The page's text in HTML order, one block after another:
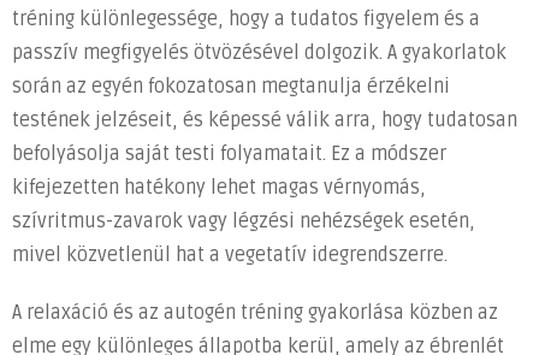
tréning különlegessége, hogy a tudatos figyelem és a
passzív megfigyelés ötvözésével dolgozik. A gyakorlatok
során az egyén fokozatosan megtanulja érzékelni
testének jelzéseit, és képessé válik arra, hogy tudatosan
befolyásolja saját testi folyamatait. Ez a módszer
kifejezetten hatékony lehet magas vérnyomás,
szívritmus-zavarok vagy légzési nehézségek esetén,
mivel közvetlenül hat a vegetatív idegrendszerre.
A relaxáció és az autogén tréning gyakorlása közben az
elme egy különleges állapotba kerül, amely az ébrenlét